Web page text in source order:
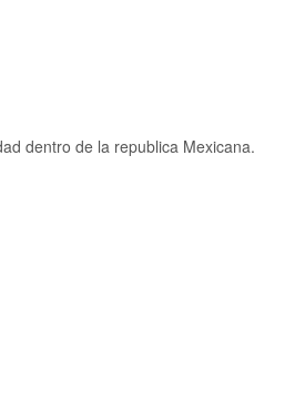
dentro de la republica Mexicana.